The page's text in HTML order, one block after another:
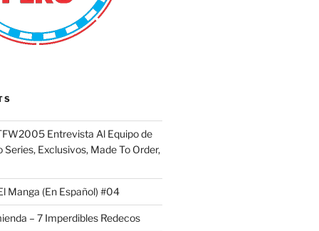
Entrevista Al Equipo de
Series, Exclusivos, Made To Order,
Manga (En Español) #04
– 7 Imperdibles Redecos